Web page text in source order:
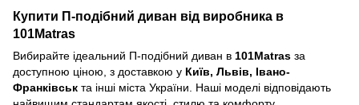
Купити П-подібний диван від виробника в
101Matras
Вибирайте ідеальний П-подібний диван в 101Matras за
доступною ціною, з доставкою у Київ, Львів, Івано-
Франківськ та інші міста України. Наші моделі відповідають